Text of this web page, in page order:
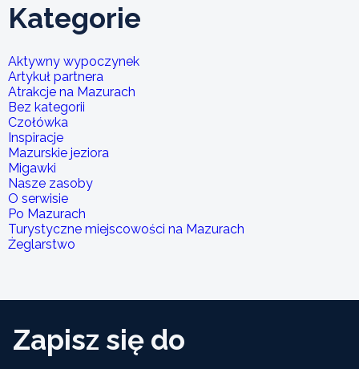
Kategorie
Aktywny wypoczynek
Artykuł partnera
Atrakcje na Mazurach
Bez kategorii
Czołówka
Inspiracje
Mazurskie jeziora
Migawki
Nasze zasoby
O serwisie
Po Mazurach
Turystyczne miejscowości na Mazurach
Żeglarstwo
Zapisz się do